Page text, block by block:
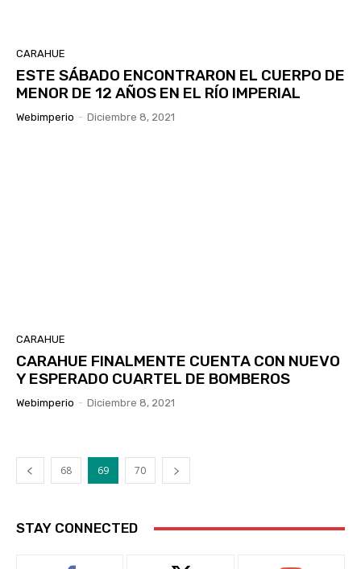
CARAHUE
ESTE SÁBADO ENCONTRARON EL CUERPO DE
MENOR DE 12 AÑOS EN EL RÍO IMPERIAL
Webimperio - Diciembre 8, 2021
CARAHUE
CARAHUE FINALMENTE CUENTA CON NUEVO
Y ESPERADO CUARTEL DE BOMBEROS
Webimperio - Diciembre 8, 2021
68 69 70
STAY CONNECTED